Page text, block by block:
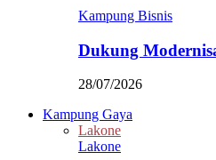
Kampung Bisnis
Dukung
28/07/2026
Kampung Gaya
Lakone
Lakone